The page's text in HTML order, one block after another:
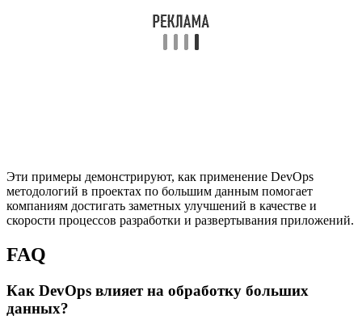
Эти примеры демонстрируют, как применение DevOps
методологий в проектах по большим данным помогает
компаниям достигать заметных улучшений в качестве и
скорости процессов разработки и развертывания приложений.
FAQ
Как DevOps влияет на обработку больших
данных?